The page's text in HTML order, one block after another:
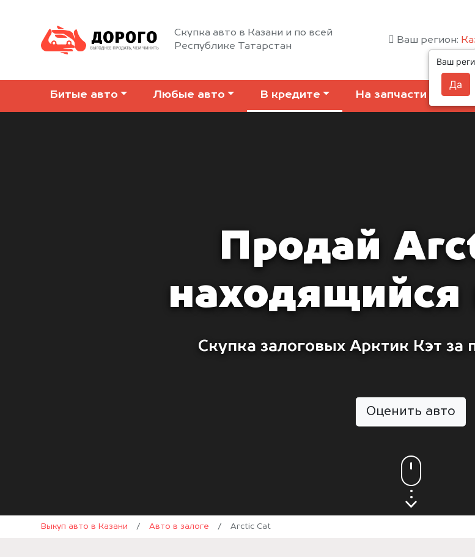
Скупка авто в Казани и по всей
Республике Татарстан
Ваш регион:
Битые авто Любые авто В кредите На запчасти
Продай
находящийся
Скупка залоговых Арктик Кэт за
Оценить авто
Выкуп авто в Казани / Авто в залоге / Arctic Cat
Ваш
Да